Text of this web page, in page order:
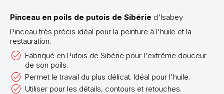
Pinceau en poils de putois de Sibérie d'Isabey
Pinceau très précis idéal pour la peinture à l'huile et la
restauration.
Fabriqué en Putois de Sibérie pour l'extrême douceur
de son poils.
Permet le travail du plus délicat. Idéal pour l'huile.
Utiliser pour les détails, contours et retouches.